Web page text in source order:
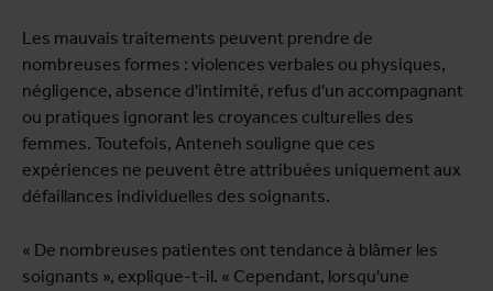
Les mauvais traitements peuvent prendre de
nombreuses formes : violences verbales ou physiques,
négligence, absence d'intimité, refus d'un accompagnant
ou pratiques ignorant les croyances culturelles des
femmes. Toutefois, Anteneh souligne que ces
expériences ne peuvent être attribuées uniquement aux
défaillances individuelles des soignants.
« De nombreuses patientes ont tendance à blâmer les
soignants », explique-t-il. « Cependant, lorsqu'une